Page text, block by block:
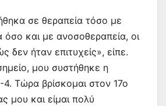
σε θεραπεία τόσο με
όσο και με ανοσοθεραπεία, οι
δεν ήταν επιτυχείς», είπε.
μου συστήθηκε η
Τώρα βρίσκομαι στον 17ο
μου και είμαι πολύ